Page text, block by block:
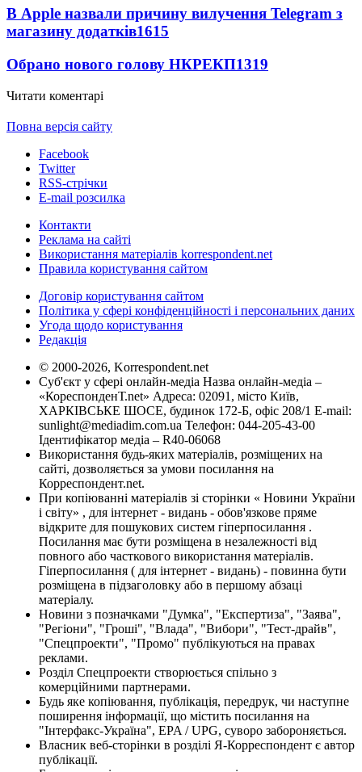
В Apple назвали причину вилучення Telegram з
магазину додатків1615
Обрано нового голову НКРЕКП1319
Читати коментарі
Повна версія сайту
Facebook
Twitter
RSS-стрічки
E-mail розсилка
Контакти
Реклама на сайті
Використання матеріалів korrespondent.net
Правила користування сайтом
Договір користування сайтом
Політика у сфері конфіденційності і персональних даних
Угода щодо користування
Редакція
© 2000-2026, Korrespondent.net
Суб'єкт у сфері онлайн-медіа Назва онлайн-медіа –
«КореспонденТ.net» Адреса: 02091, місто Київ,
ХАРКІВСЬКЕ ШОСЕ, будинок 172-Б, офіс 208/1 E-mail:
sunlight@mediadim.com.ua Телефон: 044-205-43-00
Ідентифікатор медіа – R40-06068
Використання будь-яких матеріалів, розміщених на
сайті, дозволяється за умови посилання на
Корреспондент.net.
При копіюванні матеріалів зі сторінки « Новини України
і світу» , для інтернет - видань - обов'язкове пряме
відкрите для пошукових систем гіперпосилання .
Посилання має бути розміщена в незалежності від
повного або часткового використання матеріалів.
Гіперпосилання ( для інтернет - видань) - повинна бути
розміщена в підзаголовку або в першому абзаці
матеріалу.
Новини з позначками "Думка", "Експертиза", "Заява",
"Регіони", "Гроші", "Влада", "Вибори", "Тест-драйв",
"Спецпроекти", "Промо" публікуються на правах
реклами.
Розділ Спецпроекти створюється спільно з
комерційними партнерами.
Будь яке копіювання, публікація, передрук, чи наступне
поширення інформації, що містить посилання на
"Інтерфакс-Україна", EPA / UPG, суворо забороняється.
Власник веб-сторінки в розділі Я-Корреспондент є автор
публікації.